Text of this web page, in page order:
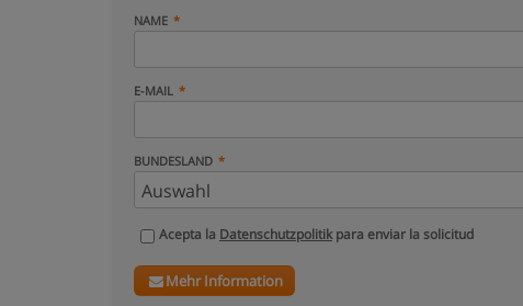
NAME
E-MAIL
BUNDESLAND
Acepta la Datenschutzpolitikpara enviar la solicitud
Mehr Information